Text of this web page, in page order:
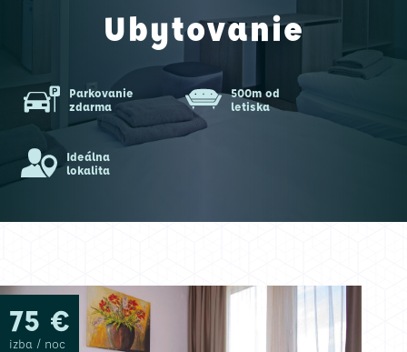
Ubytovanie
Parkovanie
zdarma
500m od
letiska
Ideálna
lokalita
75 €
izba / noc